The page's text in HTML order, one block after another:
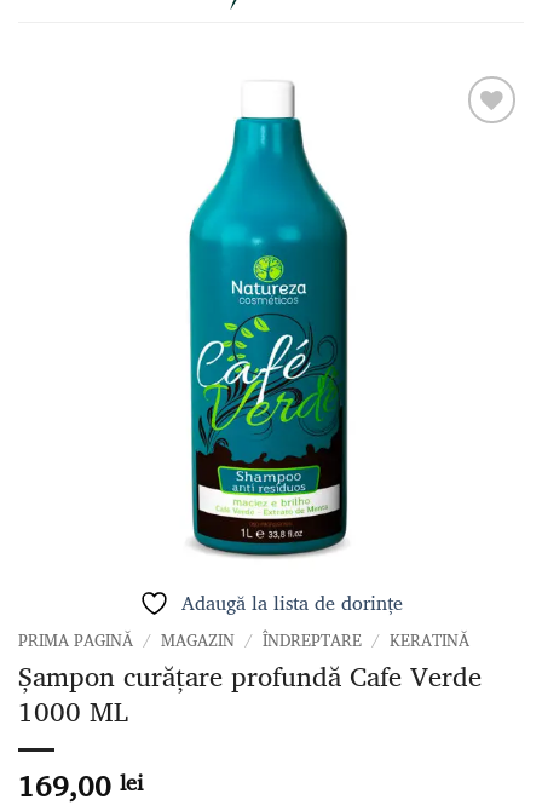
Adaugă la lista de dorințe
PRIMA PAGINĂ / MAGAZIN / ÎNDREPTARE / KERATINĂ
Șampon curățare profundă Cafe Verde
1000 ML
169,00 lei